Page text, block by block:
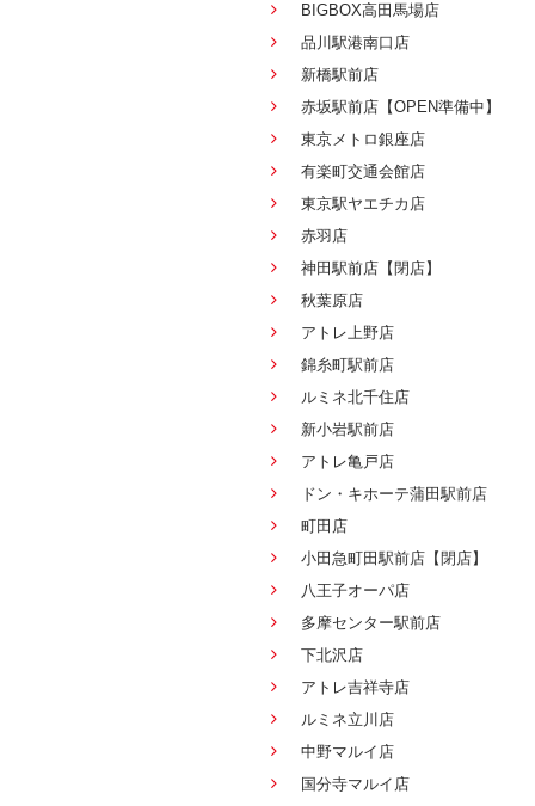
BIGBOX高田馬場店
品川駅港南口店
新橋駅前店
赤坂駅前店【OPEN準備中】
東京メトロ銀座店
有楽町交通会館店
東京駅ヤエチカ店
赤羽店
神田駅前店【閉店】
秋葉原店
アトレ上野店
錦糸町駅前店
ルミネ北千住店
新小岩駅前店
アトレ亀戸店
ドン・キホーテ蒲田駅前店
町田店
小田急町田駅前店【閉店】
八王子オーパ店
多摩センター駅前店
下北沢店
アトレ吉祥寺店
ルミネ立川店
中野マルイ店
国分寺マルイ店